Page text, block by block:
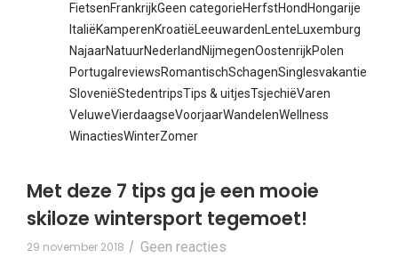
FietsenFrankrijkGeen categorieHerfstHond Hongarije
ItaliëKamperenKroatiëLeeuwardenLenteLuxemburg
NajaarNatuurNederland NijmegenOostenrijkPolen
Portugal reviewsRomantischSchagenSinglesvakantie
SloveniëStedentripsTips & uitjesTsjechiëVaren
VeluweVierdaagseVoorjaarWandelenWellness
WinactiesWinterZomer
Met deze 7 tips ga je een mooie
skiloze wintersport tegemoet!
29 november 2018 / Geen reacties